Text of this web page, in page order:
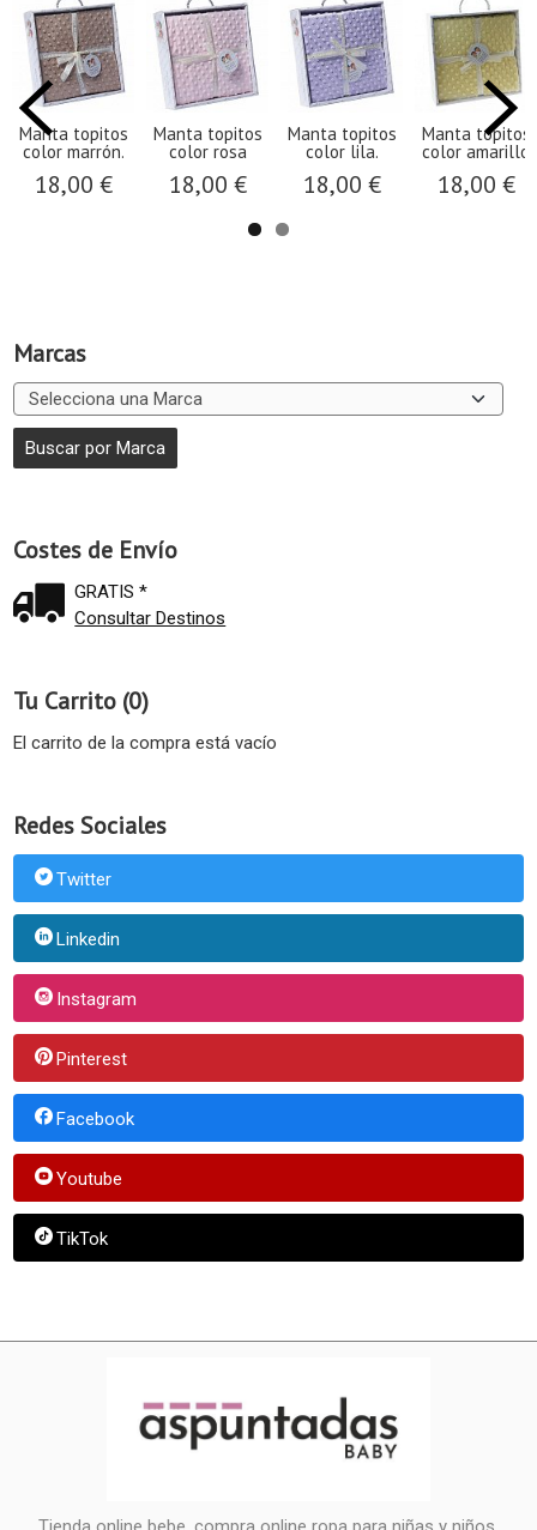
Marcas
Costes de Envío
GRATIS *
Consultar Destinos
Tu Carrito (0)
El carrito de la compra está vacío
Redes Sociales
Twitter
Linkedin
Instagram
Pinterest
Facebook
Youtube
TikTok
Manta topitos
color marrón.
18,00 €
Manta topitos
color rosa
18,00 €
Manta topitos
color lila.
18,00 €
Manta topitos
color amarillo
18,00 €